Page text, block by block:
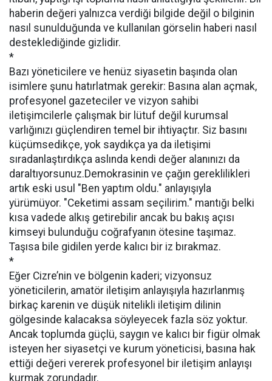
haberin değeri yalnızca verdiği bilgide değil o bilginin
nasıl sunulduğunda ve kullanılan görselin haberi nasıl
desteklediğinde gizlidir.
*
Bazı yöneticilere ve henüz siyasetin başında olan
isimlere şunu hatırlatmak gerekir: Basına alan açmak,
profesyonel gazeteciler ve vizyon sahibi
iletişimcilerle çalışmak bir lütuf değil kurumsal
varlığınızı güçlendiren temel bir ihtiyaçtır. Siz basını
küçümsedikçe, yok saydıkça ya da iletişimi
sıradanlaştırdıkça aslında kendi değer alanınızı da
daraltıyorsunuz.Demokrasinin ve çağın gereklilikleri
artık eski usul "Ben yaptım oldu." anlayışıyla
yürümüyor. "Ceketimi assam seçilirim." mantığı belki
kısa vadede alkış getirebilir ancak bu bakış açısı
kimseyi bulunduğu coğrafyanın ötesine taşımaz.
Taşısa bile gidilen yerde kalıcı bir iz bırakmaz.
*
Eğer Cizre’nin ve bölgenin kaderi; vizyonsuz
yöneticilerin, amatör iletişim anlayışıyla hazırlanmış
birkaç karenin ve düşük nitelikli iletişim dilinin
gölgesinde kalacaksa söyleyecek fazla söz yoktur.
Ancak toplumda güçlü, saygın ve kalıcı bir figür olmak
isteyen her siyasetçi ve kurum yöneticisi, basına hak
ettiği değeri vererek profesyonel bir iletişim anlayışı
kurmak zorundadır.